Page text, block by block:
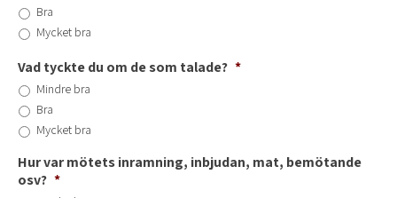
Bra
Mycket bra
Vad tyckte du om de som talade? *
Mindre bra
Bra
Mycket bra
Hur var mötets inramning, inbjudan, mat, bemötande
osv? *